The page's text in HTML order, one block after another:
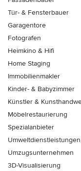
Tür- & Fensterbauer
Garagentore
Fotografen
Heimkino & Hifi
Home Staging
Immobilienmakler
Kinder- & Babyzimmer
Künstler &
Möbelrestaurierung
Spezialanbieter
Umzugsunternehmen
3D-Visualisierung